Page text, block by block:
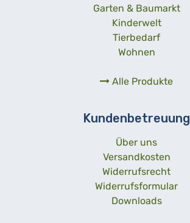
Garten & Baumarkt
Kinderwelt
Tierbedarf
Wohnen
Alle Produkte
Kundenbetreuung
Über uns
Versandkosten
Widerrufsrecht
Widerrufsformular
Downloads